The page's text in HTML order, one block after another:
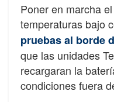
Poner en marcha
temperaturas bajo
pruebas al borde
que las unidades
recargaran la
condiciones fuera